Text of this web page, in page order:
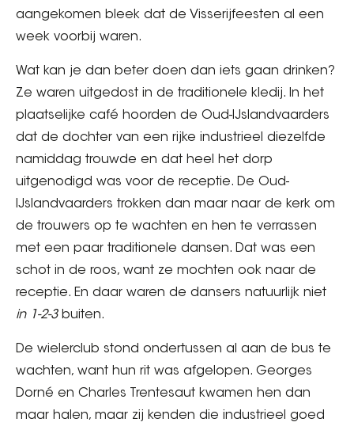
aangekomen bleek dat de Visserijfeesten al een
week voorbij waren.
Wat kan je dan beter doen dan iets gaan drinken?
Ze waren uitgedost in de traditionele kledij. In het
plaatselijke café hoorden de Oud-IJslandvaarders
dat de dochter van een rijke industrieel diezelfde
namiddag trouwde en dat heel het dorp
uitgenodigd was voor de receptie. De Oud-
IJslandvaarders trokken dan maar naar de kerk om
de trouwers op te wachten en hen te verrassen
met een paar traditionele dansen. Dat was een
schot in de roos, want ze mochten ook naar de
receptie. En daar waren de dansers natuurlijk niet
in 1-2-3buiten.
De wielerclub stond ondertussen al aan de bus te
wachten, want hun rit was afgelopen. Georges
Dorné en Charles Trentesaut kwamen hen dan
maar halen, maar zij kenden die industrieel goed